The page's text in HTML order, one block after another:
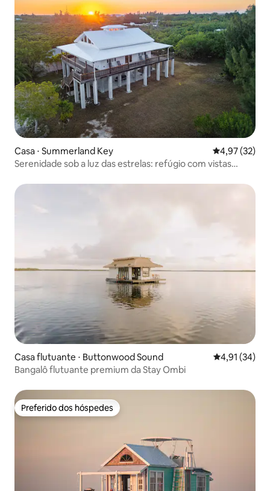
Casa ⋅ Summerland Key 4,97 de uma
4,97 (32)
Serenidade sob a luz das estrelas: refúgio com vistas
Casa flutuante ⋅ Buttonwood Sound 4,91 de uma
4,91 (34)
Bangalô flutuante premium da Stay Ombi
Preferido dos hóspedes
Preferido dos hóspedes